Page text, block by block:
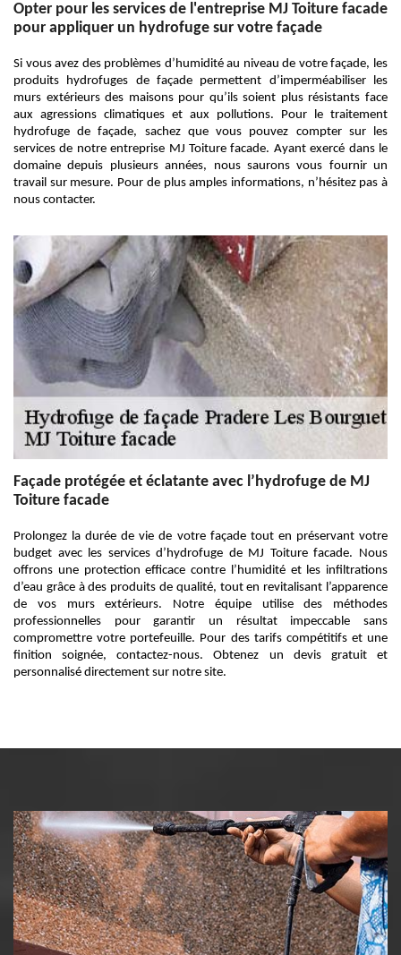
Opter pour les services de l'entreprise MJ Toiture facade
pour appliquer un hydrofuge sur votre façade
Si vous avez des problèmes d’humidité au niveau de votre façade, les
produits hydrofuges de façade permettent d’imperméabiliser les
murs extérieurs des maisons pour qu’ils soient plus résistants face
aux agressions climatiques et aux pollutions. Pour le traitement
hydrofuge de façade, sachez que vous pouvez compter sur les
services de notre entreprise MJ Toiture facade. Ayant exercé dans le
domaine depuis plusieurs années, nous saurons vous fournir un
travail sur mesure. Pour de plus amples informations, n’hésitez pas à
nous contacter.
Façade protégée et éclatante avec l’hydrofuge de MJ
Toiture facade
Prolongez la durée de vie de votre façade tout en préservant votre
budget avec les services d’hydrofuge de MJ Toiture facade. Nous
offrons une protection efficace contre l’humidité et les infiltrations
d’eau grâce à des produits de qualité, tout en revitalisant l’apparence
de vos murs extérieurs. Notre équipe utilise des méthodes
professionnelles pour garantir un résultat impeccable sans
compromettre votre portefeuille. Pour des tarifs compétitifs et une
finition soignée, contactez-nous. Obtenez un devis gratuit et
personnalisé directement sur notre site.